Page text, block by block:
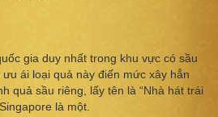
gia duy nhất trong khu vực có sầu
ái loại quả này điến mức xây hẳn
quả sầu riêng, lấy tên là “Nhà hát trái
là một.